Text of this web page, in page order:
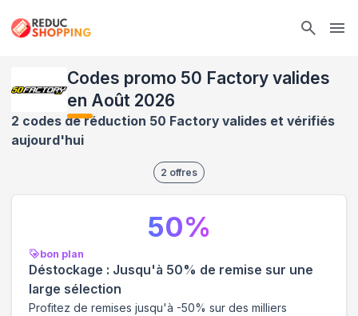
Codes promo 50 Factory valides
en Août 2026
2 codes de réduction 50 Factory valides et vérifiés
aujourd'hui
2 offres
bon plan
Déstockage : Jusqu'à 50% de remise sur une
large sélection
Profitez de remises jusqu'à -50% sur des milliers
50%